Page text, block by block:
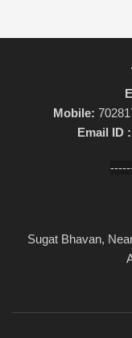
Mobile:
Email ID :
Sugat Bhavan,